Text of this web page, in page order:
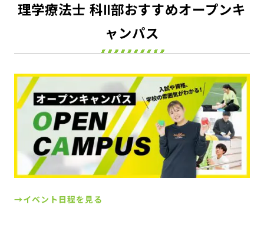
理学療法士 科Ⅱ部おすすめオープンキ
ャンパス
→イベント日程を見る